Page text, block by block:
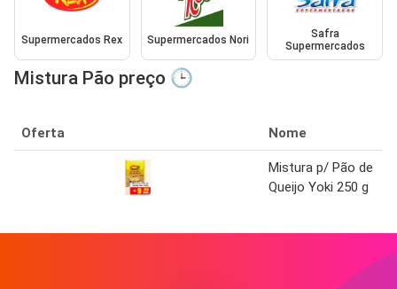
Supermercados Rex Supermercados Nori
Safra
Supermercados
Mistura Pão preço 🕒
Oferta Nome
Mistura p/ Pão de
Queijo Yoki 250 g